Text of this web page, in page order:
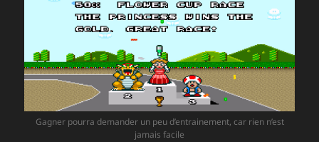
Gagner pourra demander un peu d’entrainement, car rien n’est
jamais facile